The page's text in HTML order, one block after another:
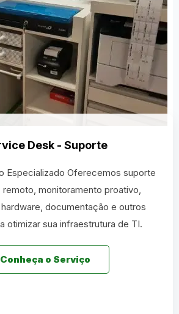
Desk - Suporte
Especializado Oferecemos suporte
monitoramento proativo,
documentação e outros
otimizar sua infraestrutura de TI.
Conheça o Serviço